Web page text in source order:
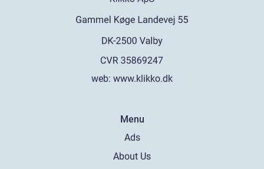
web: www.klikko.dk
Menu
Ads
About Us